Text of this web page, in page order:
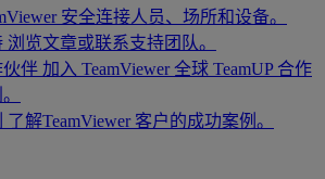
安全连接人员、场所和设备。
浏览文章或联系支持团队。
伙伴 加入 TeamViewer 全球 TeamUP 合作
了解TeamViewer 客户的成功案例。